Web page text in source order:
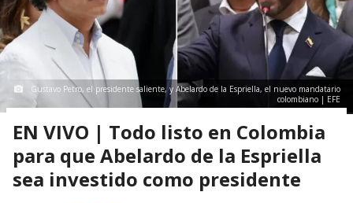
Gustavo Petro, el presidente saliente, y Abelardo de la Espriella, el nuevo mandatario
colombiano | EFE
EN VIVO | Todo listo en Colombia
para que Abelardo de la Espriella
sea investido como presidente